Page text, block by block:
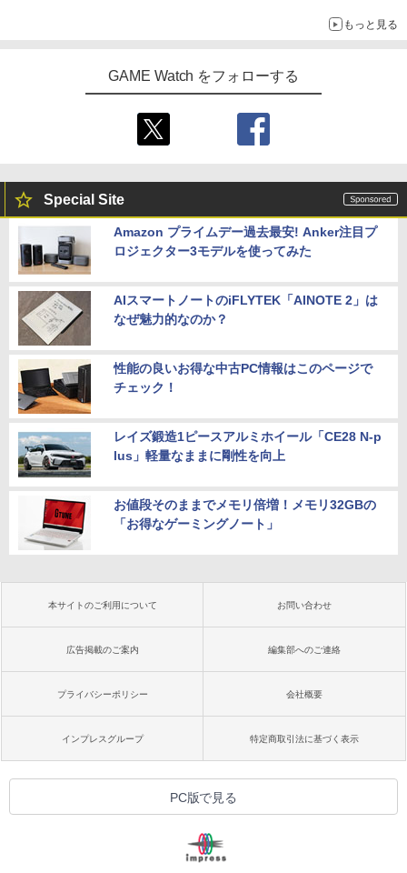
レッド＜その他＞（代引き不可）6547
￥20,000
【楽天ブックス限定先着特典】劇場版
「僕の心のヤバイやつ」【Blu-ray】(A6
￥8,800
もっと見る
GAME Watch をフォローする
Special Site
Amazon プライムデー過去最安! Anker注目プ
ロジェクター3モデルを使ってみた
AIスマートノートのiFLYTEK「AINOTE 2」は
なぜ魅力的なのか？
性能の良いお得な中古PC情報はこのページで
チェック！
レイズ鍛造1ピースアルミホイール「CE28 N-p
lus」軽量なままに剛性を向上
お値段そのままでメモリ倍増！メモリ32GBの
「お得なゲーミングノート」
本サイトのご利用について お問い合わせ
広告掲載のご案内 編集部へのご連絡
プライバシーポリシー 会社概要
インプレスグループ 特定商取引法に基づく表示
PC版で見る